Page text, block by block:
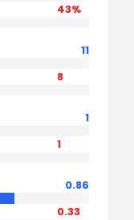
43%
11
8
1
1
0.86
0.33